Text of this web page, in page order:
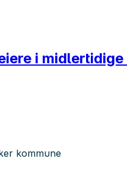
i
kommune